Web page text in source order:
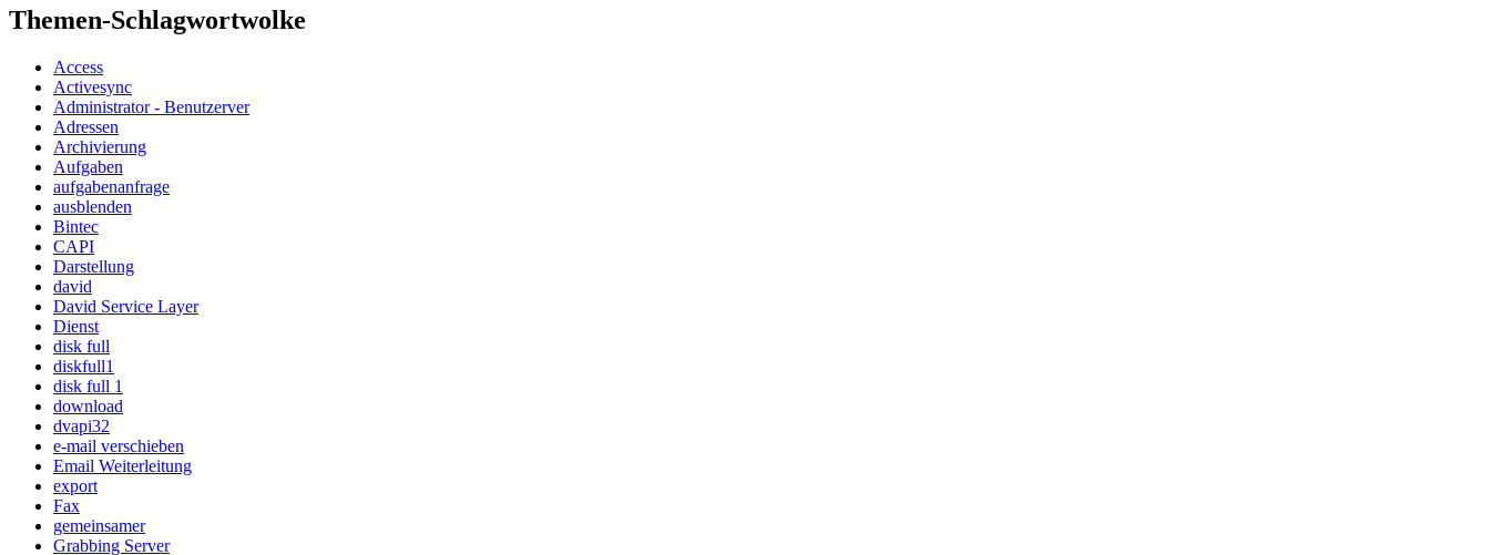
Themen-Schlagwortwolke
Access
Activesync
Administrator - Benutzerver
Adressen
Archivierung
Aufgaben
aufgabenanfrage
ausblenden
Bintec
CAPI
Darstellung
david
David Service Layer
Dienst
disk full
diskfull1
disk full 1
download
dvapi32
e-mail verschieben
Email Weiterleitung
export
Fax
gemeinsamer
Grabbing Server